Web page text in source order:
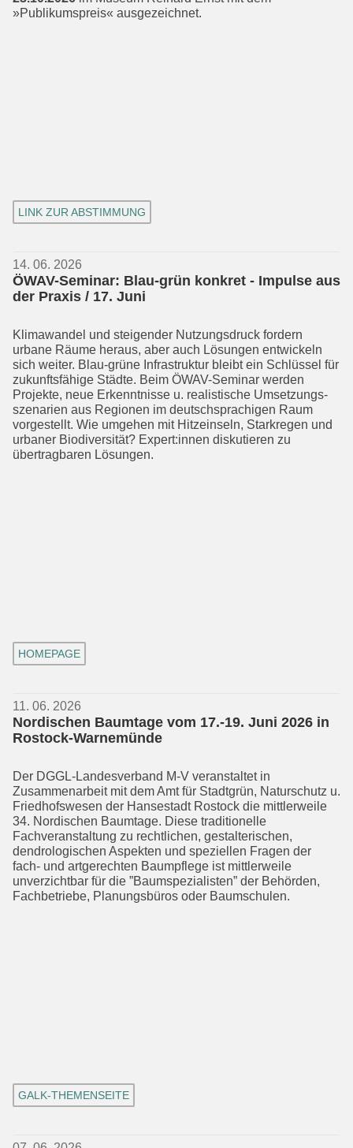
»Publikumspreis« ausgezeichnet.
LINK ZUR ABSTIMMUNG
14. 06. 2026
ÖWAV-Seminar: Blau-grün konkret - Impulse aus
der Praxis / 17. Juni
Klimawandel und steigender Nutzungs­druck fordern
urbane Räume heraus, aber auch Lösungen entwickeln
sich weiter. Blau-grüne Infrastruktur bleibt ein Schlüssel für
zukunftsfähige Städte. Beim ÖWAV-Seminar werden
Projekte, neue Erkenntnisse u. realistische Umsetzungs­
szenarien aus Regionen im deutschspra­chigen Raum
vorgestellt. Wie umgehen mit Hitzeinseln, Starkregen und
urbaner Biodiversität? Expert:innen diskutieren zu
übertragbaren Lösungen.
HOMEPAGE
11. 06. 2026
Nordischen Baumtage vom 17.-19. Juni 2026 in
Rostock-Warnemünde
Der DGGL-Landesverband M-V veranstal­tet in
Zusammenarbeit mit dem Amt für Stadtgrün, Naturschutz u.
Friedhofswe­sen der Hansestadt Rostock die mittler­weile
34. Nordischen Baumtage. Diese traditionelle
Fachveranstaltung zu recht­lichen, gestalterischen,
dendrologischen Aspekten und speziellen Fragen der
fach- und artgerechten Baumpflege ist mittler­weile
unverzichtbar für die ”Baumspe­zialisten” der Behörden,
Fachbetriebe, Planungsbüros oder Baumschulen.
GALK-THEMENSEITE